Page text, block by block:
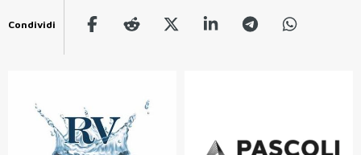
Condividi